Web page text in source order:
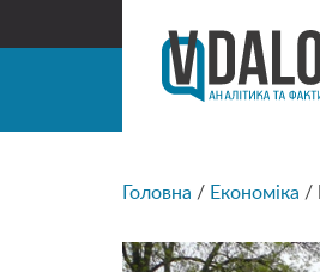
Головна / Економіка /